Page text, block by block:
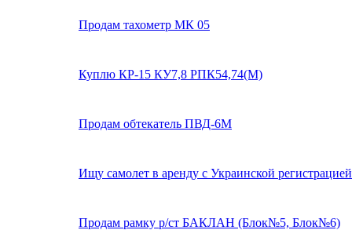
Продам тахометр МК 05
Куплю КР-15 КУ7,8 РПК54,74(М)
Продам обтекатель ПВД-6М
Ищу самолет в аренду с Украинской
Продам рамку р/ст БАКЛАН (Блок№5, Блок№6)